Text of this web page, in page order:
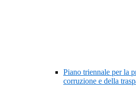
Piano triennale per la
corruzione e della